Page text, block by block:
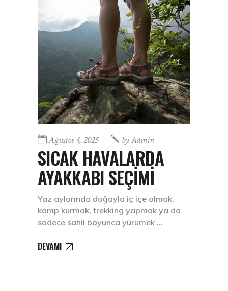
Ağustos 4, 2025 byAdmin
SICAK HAVALARDA
AYAKKABI SEÇİMİ
Yaz aylarında doğayla iç içe olmak,
kamp kurmak, trekking yapmak ya da
sadece sahil boyunca yürümek
DEVAMI